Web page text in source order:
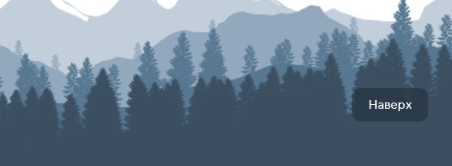
Наверх